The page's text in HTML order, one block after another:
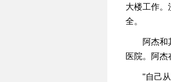
大楼工作。
全。
阿杰
医院。阿杰
"自己